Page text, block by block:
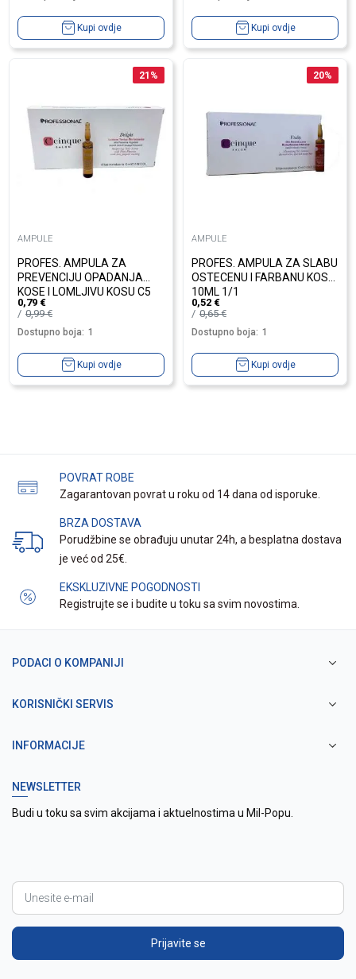
Kupi ovdje Kupi ovdje
21 %
AMPULE
PROFES. AMPULA ZA
PREVENCIJU OPADANJA
KOSE I LOMLJIVU KOSU C5
10ML 1/1
0,79 €
0,99€
Dostupno boja: 1
Kupi ovdje
20%
AMPULE
PROFES. AMPULA ZA SLABU
OSTECENU I FARBANU KOSU
10ML 1/1
0,52 €
0,65€
Dostupno boja: 1
Kupi ovdje
POVRAT ROBE
Zagarantovan povrat u roku od 14 dana od isporuke.
BRZA DOSTAVA
Porudžbine se obrađuju unutar 24h, a besplatna dostava
je već od 25€.
EKSKLUZIVNE POGODNOSTI
Registrujte se i budite u toku sa svim novostima.
PODACI O KOMPANIJI
KORISNIČKI SERVIS
INFORMACIJE
NEWSLETTER
Budi u toku sa svim akcijama i aktuelnostima u Mil-Popu.
Prijavite se